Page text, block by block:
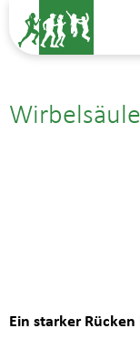
Ein starker